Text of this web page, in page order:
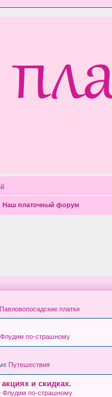
Наш платочный форум
Павловопосадские платки
Флудим по-страшному
Путешествия
и скидках.
Флудим по-страшному